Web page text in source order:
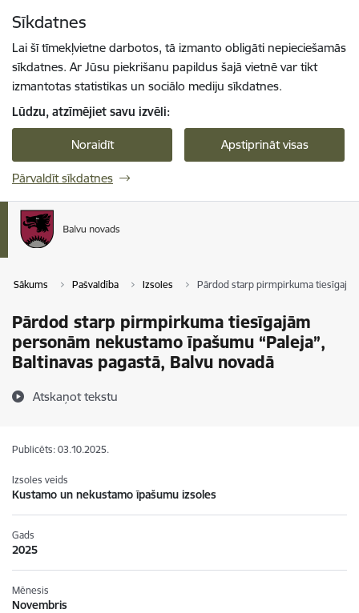
Sīkdatnes
Lai šī tīmekļvietne darbotos, tā izmanto obligāti nepieciešamās
sīkdatnes. Ar Jūsu piekrišanu papildus šajā vietnē var tikt
izmantotas statistikas un sociālo mediju sīkdatnes.
Lūdzu, atzīmējiet savu izvēli:
Noraidīt Apstiprināt visas
Pārvaldīt sīkdatnes
Sākums Pašvaldība Izsoles Pārdod starp pirmpirkuma
Pārdod starp pirmpirkuma tiesīgajām
personām nekustamo īpašumu “Paleja”,
Baltinavas pagastā, Balvu novadā
Atskaņot tekstu
Publicēts: 03.10.2025.
Izsoles veids
Kustamo un nekustamo īpašumu izsoles
Gads
2025
Mēnesis
Novembris